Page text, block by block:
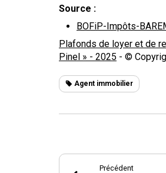
Source :
BOFiP-Impôts-
Plafonds de loyer et de
Pinel » - 2025 - ©
Agent immobilier
Précédent